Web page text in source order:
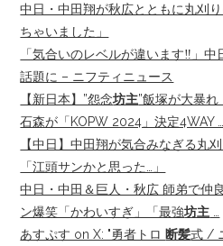
中日・中田翔が秋広とともに丸刈
ちゃいました」
「気合いのレベルが違います‼️」
話題に – ニフティニュース
【新日本】”怨念坊主”飯塚が大暴れ
石森が「KOPW 2024」決定4WAY …
【中日】中田翔が気合みなぎる丸
「江頭サンかと思った…」
中日・中田＆巨人・秋広 師弟で仲
ン爆笑「かわいすぎ」「最強坊主
あすぷす on X: "勇者トロ 断髪式 /